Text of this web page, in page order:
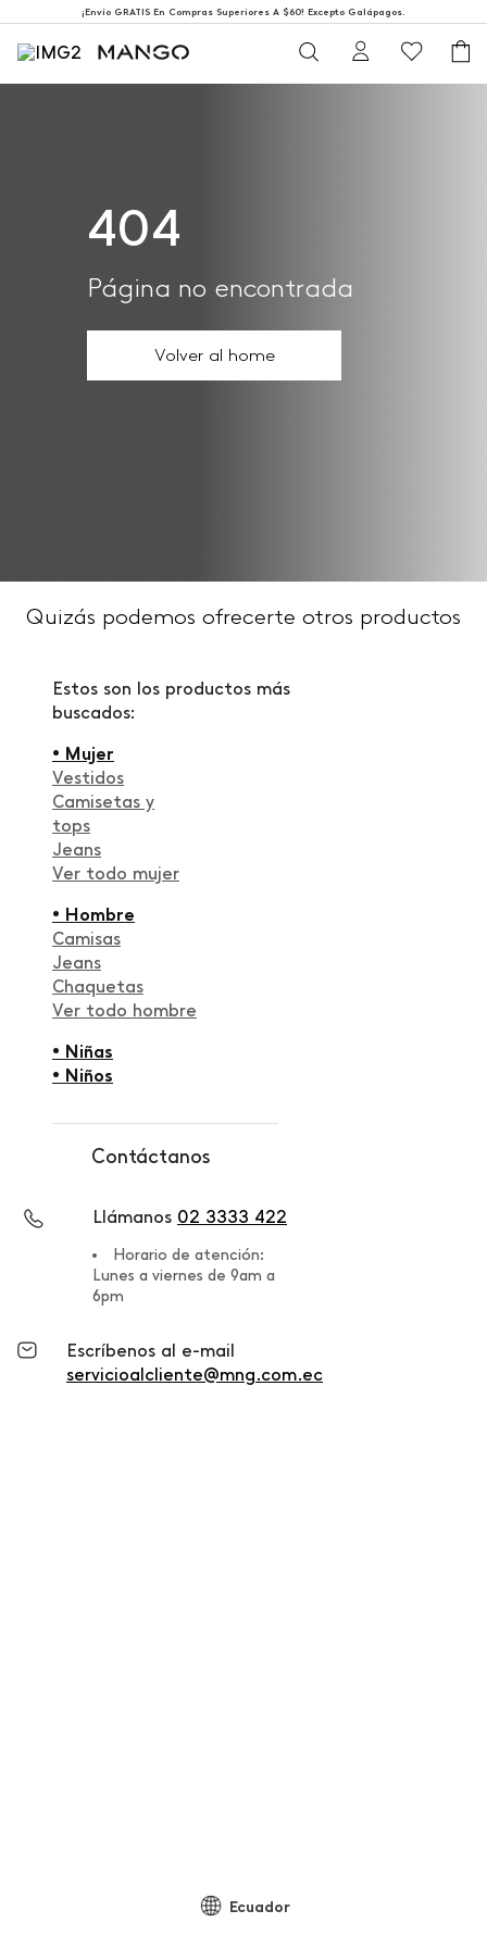
¡Envío GRATIS En Compras Superiores A $60! Excepto Galápagos.
404
Página no encontrada
Volver al home
Quizás podemos ofrecerte otros productos
Estos son los productos más
buscados:
• Mujer
Vestidos
Camisetas y
tops
Jeans
Ver todo mujer
• Hombre
Camisas
Jeans
Chaquetas
Ver todo hombre
• Niñas
• Niños
Contáctanos
Llámanos 02 3333 422
Horario de atención:
Lunes a viernes de 9am a
6pm
Escríbenos al e-mail
servicioalcliente@mng.com.ec
Ecuador